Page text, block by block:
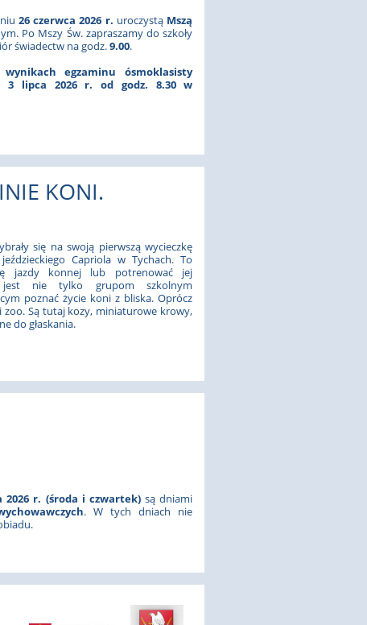
26 czerwca 2026 r. uroczystą Mszą
Po Mszy Św. zapraszamy do szkoły
świadectw na godz.9.00.
‎wynikach egzaminu ósmoklasisty
3 lipca 2026 r. od godz. 8.30w
KONI.
się na swoją pierwszą wycieczkę
Capriola w Tychach. To
jazdy konnej lub potrenować jej
jest nie tylko grupom szkolnym
poznać życie koni z bliska. Oprócz
zoo. Są tutaj kozy, miniaturowe krowy,
do głaskania.
2026 r. (środa i czwartek)są dniami
. W tych dniach nie